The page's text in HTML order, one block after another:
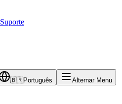
Suporte
🇧🇷Português Alternar Menu